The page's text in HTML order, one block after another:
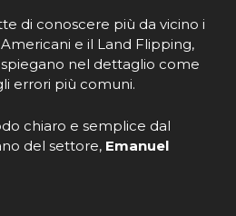
di conoscere più da vicino i
Americani e il Land Flipping,
nel dettaglio come
errori più comuni.
chiaro e semplice dal
del settore, Emanuel